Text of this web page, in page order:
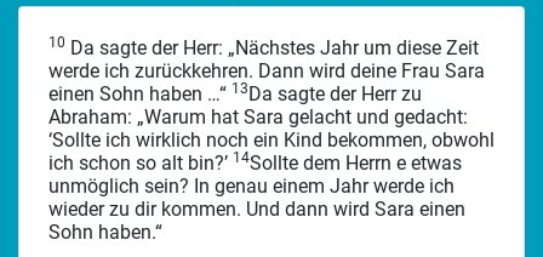
Abenteuer
Freizeit
10 Da sagte der Herr: „Nächstes Jahr um diese Zeit
werde ich zurückkehren. Dann wird deine Frau Sara
einen Sohn haben …“ 13Da sagte der Herr zu
Abraham: „Warum hat Sara gelacht und gedacht:
‘Sollte ich wirklich noch ein Kind bekommen, obwohl
ich schon so alt bin?’ 14Sollte dem Herrn e etwas
unmöglich sein? In genau einem Jahr werde ich
wieder zu dir kommen. Und dann wird Sara einen
Sohn haben.“